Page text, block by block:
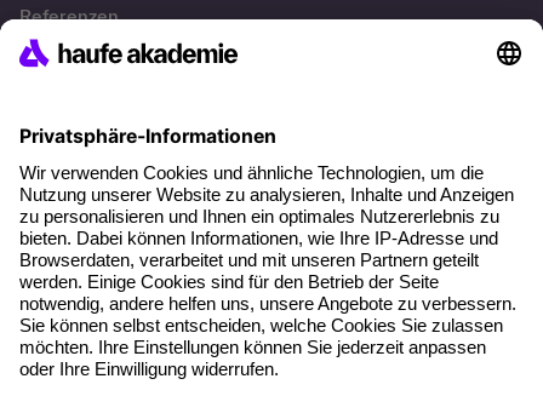
Referenzen
Soziale Verantwortung
Über unser Angebot
Planungssicherheit
Freie Seminarplätze
Qualitätsstandards
Planung und Locations
Fördermöglichkeiten